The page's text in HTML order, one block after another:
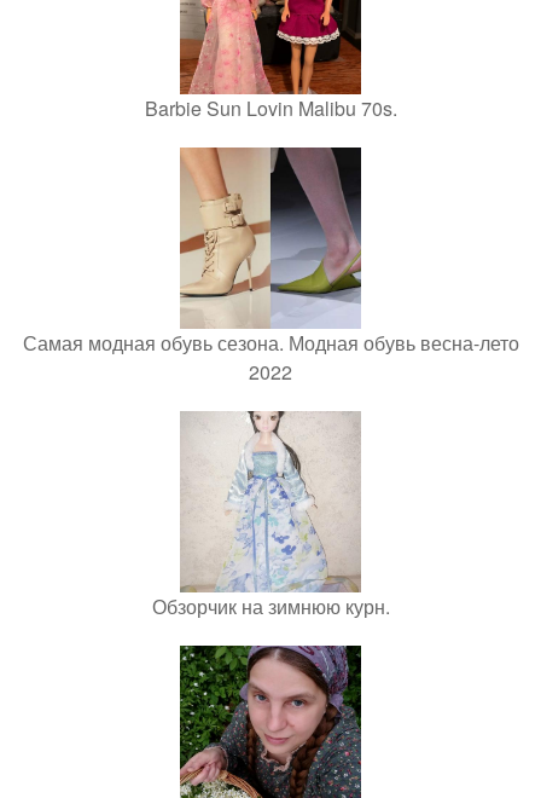
Barbie Sun Lovin Malibu 70s.
Самая модная обувь сезона. Модная обувь весна-лето
2022
Обзорчик на зимнюю курн.